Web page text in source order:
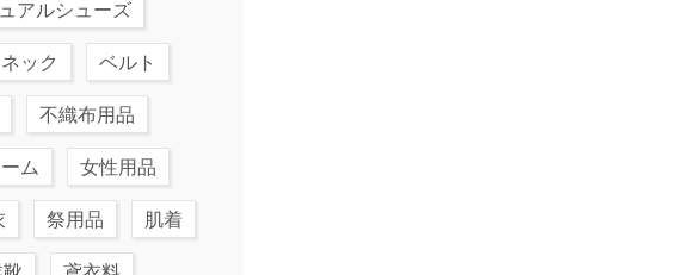
アルシューズ
ック ベルト
不織布用品
ム 女性用品
祭用品 肌着